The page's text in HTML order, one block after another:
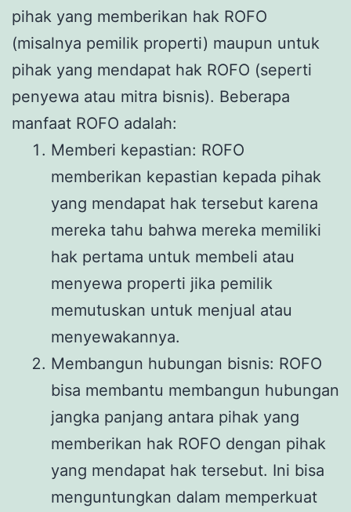
pihak yang memberikan hak ROFO
(misalnya pemilik properti) maupun untuk
pihak yang mendapat hak ROFO (seperti
penyewa atau mitra bisnis). Beberapa
manfaat ROFO adalah:
Memberi kepastian: ROFO
memberikan kepastian kepada pihak
yang mendapat hak tersebut karena
mereka tahu bahwa mereka memiliki
hak pertama untuk membeli atau
menyewa properti jika pemilik
memutuskan untuk menjual atau
menyewakannya.
Membangun hubungan bisnis: ROFO
bisa membantu membangun hubungan
jangka panjang antara pihak yang
memberikan hak ROFO dengan pihak
yang mendapat hak tersebut. Ini bisa
menguntungkan dalam memperkuat